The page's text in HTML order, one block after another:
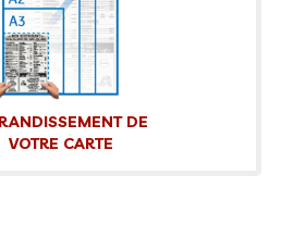
DE
VOTRE CARTE